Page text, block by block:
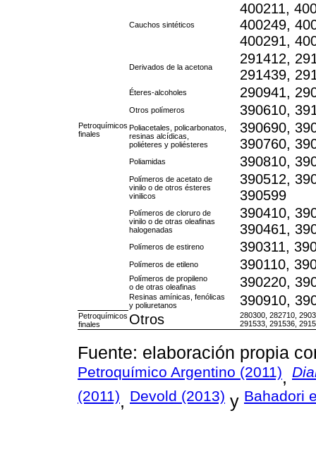
Petroquímicos
finales
Cauchos sintéticos
400211,
400249,
400291,
Derivados de la acetona
291412,
291439,
Éteres-alcoholes 290941,
Otros polímeros 390610,
Poliacetales, policarbonatos,
resinas alcídicas,
poliéteres y poliésteres
390690,
390760,
Poliamidas 390810,
Polímeros de acetato de
vinilo o de otros ésteres
vinilicos
390512,
390599
Polímeros de cloruro de
vinilo o de otras oleafinas
halogenadas
390410,
390461,
Polímeros de estireno 390311,
Polímeros de etileno 390110,
Polímeros de propileno
o de otras oleafinas
390220,
Resinas amínicas, fenólicas
y poliuretanos
390910,
Petroquímicos
finales
Otros
280300, 282710,
291533, 291536,
Fuente: elaboración propia
Petroquímico Argentino (2011),
(2011), Devold (2013) y Bahadori